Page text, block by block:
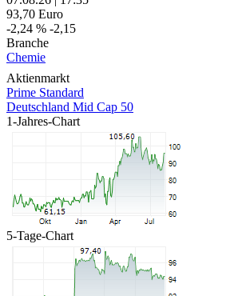
93,70 Euro
-2,24 % -2,15
Branche
Chemie
Aktienmarkt
Prime Standard
Deutschland Mid Cap 50
1-Jahres-Chart
5-Tage-Chart